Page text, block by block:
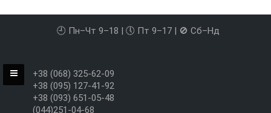
🕘 Пн–Чт 9–18 | 🕔 Пт 9–17 | 🚫 Сб–Нд
+38 (068) 325-62-09
+38 (095) 127-41-92
+38 (093) 651-05-48
(044)251-04-68